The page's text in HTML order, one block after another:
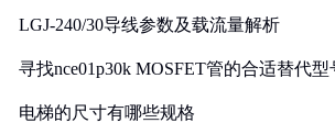
LGJ-240/30导线参数及载流量解析
寻找nce01p30k MOSFET管的合适替代型
电梯的尺寸有哪些规格